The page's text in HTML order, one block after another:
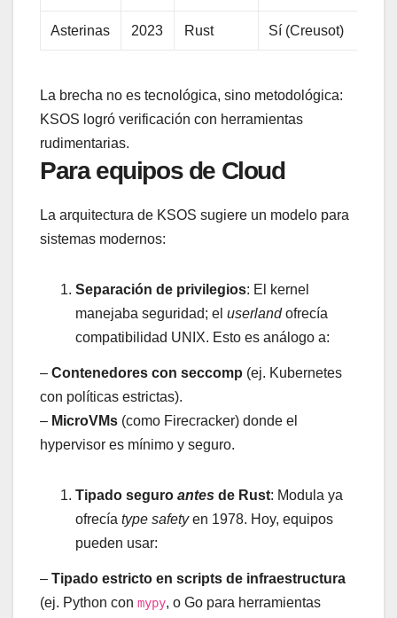
Asterinas 2023 Rust Sí (Creusot)
La brecha no es tecnológica, sino metodológica:
KSOS logró verificación con herramientas
rudimentarias.
Para equipos de Cloud
La arquitectura de KSOS sugiere un modelo para
sistemas modernos:
Separación de privilegios: El kernel
manejaba seguridad; el userlandofrecía
compatibilidad UNIX. Esto es análogo a:
– Contenedores con seccomp (ej. Kubernetes
con políticas estrictas).
– MicroVMs (como Firecracker) donde el
hypervisor es mínimo y seguro.
Tipado seguro antes de Rust: Modula ya
ofrecía type safetyen 1978. Hoy, equipos
pueden usar:
– Tipado estricto en scripts de infraestructura
(ej. Python con mypy, o Go para herramientas